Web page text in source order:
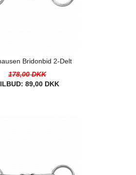
Bridonbid 2-Delt
178,00 DKK
89,00 DKK